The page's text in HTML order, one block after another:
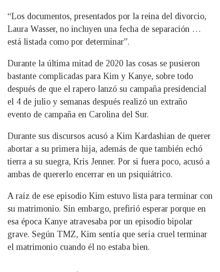
“Los documentos, presentados por la reina del divorcio,
Laura Wasser, no incluyen una fecha de separación …
está listada como por determinar”.
Durante la última mitad de 2020 las cosas se pusieron
bastante complicadas para Kim y Kanye, sobre todo
después de que el rapero lanzó su campaña presidencial
el 4 de julio y semanas después realizó un extraño
evento de campaña en Carolina del Sur.
Durante sus discursos acusó a Kim Kardashian de querer
abortar a su primera hija, además de que también echó
tierra a su suegra, Kris Jenner. Por si fuera poco, acusó a
ambas de quererlo encerrar en un psiquiátrico.
A raíz de ese episodio Kim estuvo lista para terminar con
su matrimonio. Sin embargo, prefirió esperar porque en
esa época Kanye atravesaba por un episodio bipolar
grave. Según TMZ, Kim sentía que sería cruel terminar
el matrimonio cuando él no estaba bien.